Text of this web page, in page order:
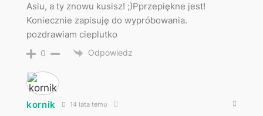
Asiu, a ty znowu kusisz! ;)Pprzepiękne jest!
Koniecznie zapisuję do wypróbowania.
pozdrawiam cieplutko
0 Odpowiedz
kornik 14 lata temu